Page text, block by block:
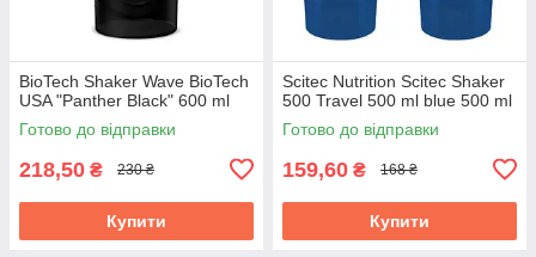
BioTech Shaker Wave BioTech
USA "Panther Black" 600 ml
Готово до відправки
218,50 ₴ 230 ₴
Купити
Scitec Nutrition Scitec Shaker
500 Travel 500 ml blue 500 ml
Готово до відправки
159,60 ₴ 168 ₴
Купити